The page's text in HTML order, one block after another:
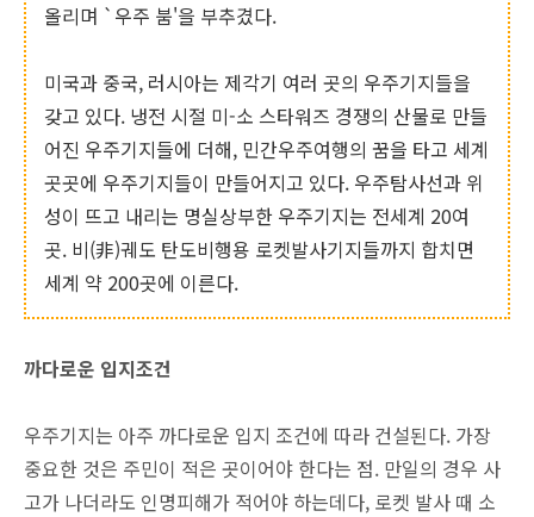
올리며 `우주 붐'을 부추겼다.
미국과 중국, 러시아는 제각기 여러 곳의 우주기지들을
갖고 있다. 냉전 시절 미-소 스타워즈 경쟁의 산물로 만들
어진 우주기지들에 더해, 민간우주여행의 꿈을 타고 세계
곳곳에 우주기지들이 만들어지고 있다. 우주탐사선과 위
성이 뜨고 내리는 명실상부한 우주기지는 전세계 20여
곳. 비(非)궤도 탄도비행용 로켓발사기지들까지 합치면
세계 약 200곳에 이른다.
까다로운 입지조건
우주기지는 아주 까다로운 입지 조건에 따라 건설된다. 가장
중요한 것은 주민이 적은 곳이어야 한다는 점. 만일의 경우 사
고가 나더라도 인명피해가 적어야 하는데다, 로켓 발사 때 소